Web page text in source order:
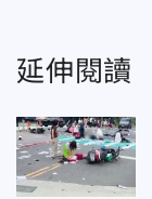
延伸閱讀